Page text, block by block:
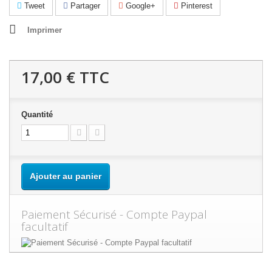
Tweet Partager Google+ Pinterest
Imprimer
17,00 € TTC
Quantité
Ajouter au panier
Paiement Sécurisé - Compte Paypal
facultatif